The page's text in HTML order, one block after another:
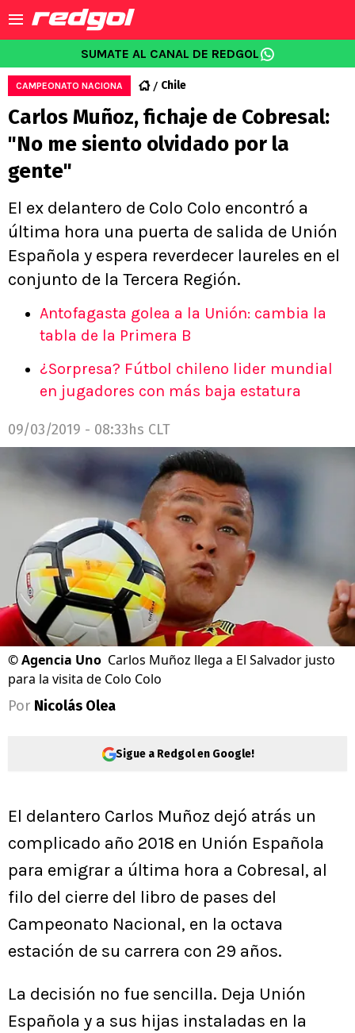
SUMATE AL CANAL DE REDGOL
CAMPEONATO NACIONA Chile
Carlos Muñoz, fichaje de Cobresal:
"No me siento olvidado por la
gente"
El ex delantero de Colo Colo encontró a
última hora una puerta de salida de Unión
Española y espera reverdecer laureles en el
conjunto de la Tercera Región.
Antofagasta golea a la Unión: cambia la
tabla de la Primera B
¿Sorpresa? Fútbol chileno lider mundial
en jugadores con más baja estatura
09/03/2019 - 08:33hs CLT
©Agencia Uno Carlos Muñoz llega a El Salvador justo
para la visita de Colo Colo
Por Nicolás Olea
Sigue a Redgol en Google!
El delantero Carlos Muñoz dejó atrás un
complicado año 2018 en Unión Española
para emigrar a última hora a Cobresal, al
filo del cierre del libro de pases del
Campeonato Nacional, en la octava
estación de su carrera con 29 años.
La decisión no fue sencilla. Deja Unión
Española y a sus hijas instaladas en la